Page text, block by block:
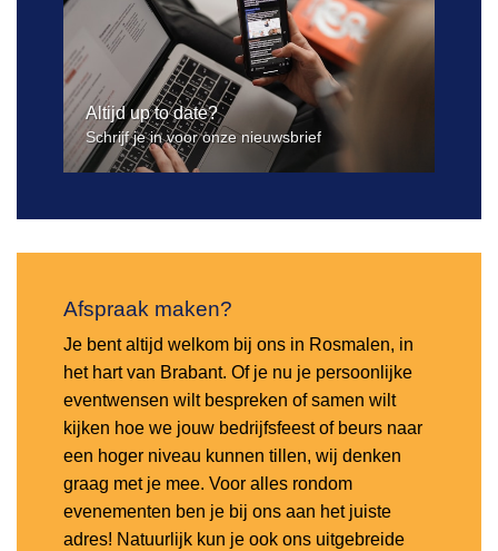
Altijd up to date?
Schrijf je in voor onze nieuwsbrief
Afspraak maken?
Je bent altijd welkom bij ons in Rosmalen, in
het hart van Brabant. Of je nu je persoonlijke
eventwensen wilt bespreken of samen wilt
kijken hoe we jouw bedrijfsfeest of beurs naar
een hoger niveau kunnen tillen, wij denken
graag met je mee. Voor alles rondom
evenementen ben je bij ons aan het juiste
adres! Natuurlijk kun je ook ons uitgebreide